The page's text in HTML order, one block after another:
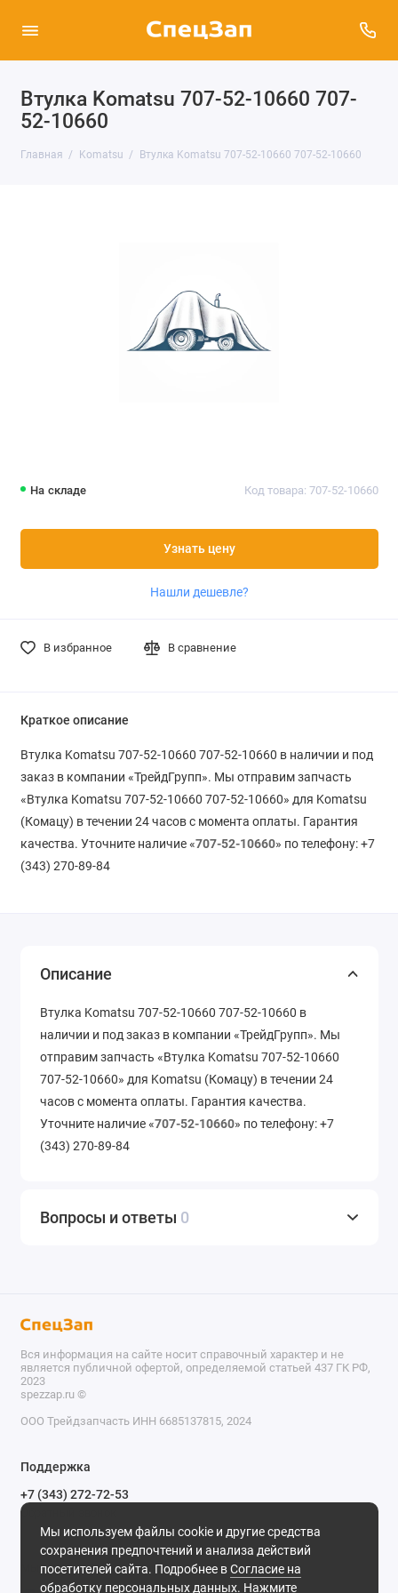
Втулка Komatsu 707-52-10660 707-
52-10660
Главная Komatsu Втулка Komatsu 707-52-10660 707-52-10660
На складе Код товара: 707-52-10660
Узнать цену
Нашли дешевле?
В избранное В сравнение
Краткое описание
Втулка Komatsu 707-52-10660 707-52-10660 в наличии и под
заказ в компании «ТрейдГрупп». Мы отправим запчасть
«Втулка Komatsu 707-52-10660 707-52-10660» для Komatsu
(Комацу) в течении 24 часов с момента оплаты. Гарантия
качества. Уточните наличие «707-52-10660» по телефону: +7
(343) 270-89-84
Описание
Втулка Komatsu 707-52-10660 707-52-10660 в
наличии и под заказ в компании «ТрейдГрупп». Мы
отправим запчасть «Втулка Komatsu 707-52-10660
707-52-10660» для Komatsu (Комацу) в течении 24
часов с момента оплаты. Гарантия качества.
Уточните наличие «707-52-10660» по телефону: +7
(343) 270-89-84
Вопросы и ответы 0
Мы используем файлы cookie и другие средства
сохранения предпочтений и анализа действий
посетителей сайта. Подробнее вСогласие на
обработку персональных данных. Нажмите
Вся информация на сайте носит справочный характер и не
является публичной офертой, определяемой статьей 437 ГК РФ,
2023
spezzap.ru ©️
ООО Трейдзапчасть ИНН 6685137815, 2024
Поддержка
+7 (343) 272-72-53
Обратный звонок
620030, г. Екатеринбург, ул. Карьерная, д. 14, оф. 14.
Мы в сети